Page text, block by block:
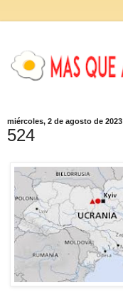
miércoles, 2 de agosto de 2023
524